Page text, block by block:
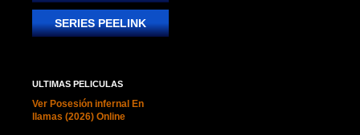
SERIES PEELINK
ULTIMAS PELICULAS
Ver Posesión infernal En
llamas (2026) Online